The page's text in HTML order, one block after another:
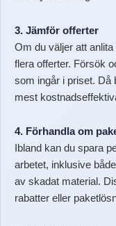
3. Jämför offerter
Om du väljer att
flera offerter. Försök
som ingår i priset. Då
mest
4. Förhandla om
Ibland kan du spara
arbetet, inklusive
av skadat material.
rabatter eller